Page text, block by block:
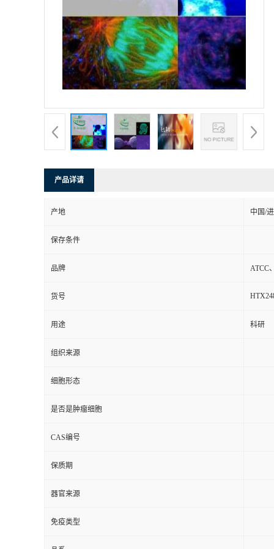
产品详请
产地 中国/
保存条件
品牌 ATCC
货号
用途 科研
组织来源
细胞形态
是否是肿瘤细胞
CAS编号
保质期
器官来源
免疫类型